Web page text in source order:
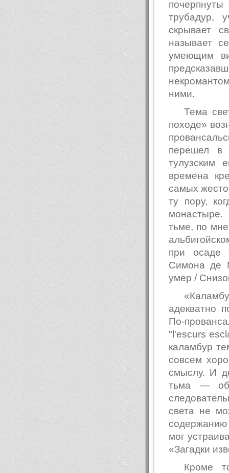
почерпнуты
трубадур,
скрывает
называет
умеющим
ними.
Тема
походе»
перешел в
тулузским
времена
самых
ту пору,
тьме, по
при осаде
Симона де
умер /
адекватно
По-
"l'escurs
каламбур
совсем
смыслу. И
тьма —
света не
содержанию
мог
«Загадки
Кроме